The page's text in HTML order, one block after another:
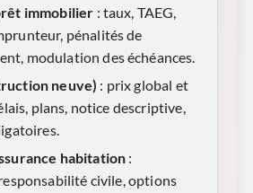
immobilier : taux, TAEG,
pénalités de
modulation des échéances.
neuve) : prix global et
plans, notice descriptive,
habitation :
civile, options